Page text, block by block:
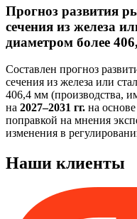
Прогноз развития
сечения из железа
диаметром более
Составлен прогноз
сечения из железа или
406,4 мм (производства,
на 2027–2031 гг. на
поправкой на мнения
изменения в
Наши клиенты